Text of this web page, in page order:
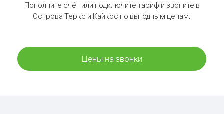
Пополните счёт или подключите тариф и звоните в
Острова Теркс и Кайкос по выгодным ценам.
Цены на звонки